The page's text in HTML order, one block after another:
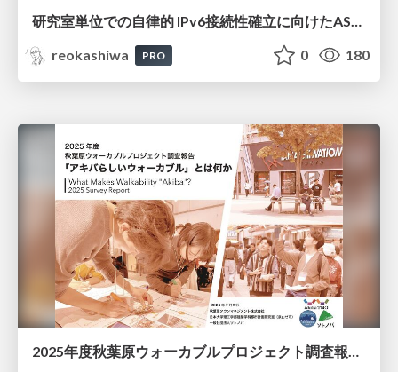
reokashiwa
PRO 0 180
2025年度秋葉原ウォーカブルプロジェクト調査報告 「アキバらしいウォーカブル」とは何か